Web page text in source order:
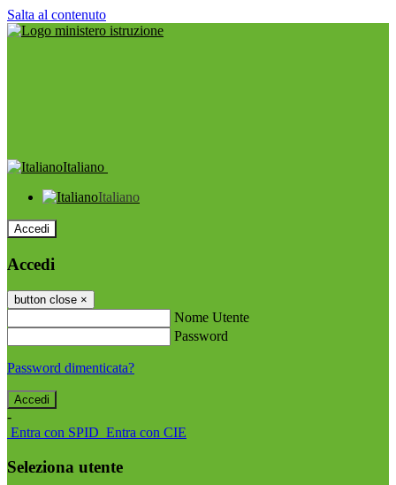
Salta al contenuto
Italiano
Italiano
Accedi
Accedi
button close ×
Nome Utente
Password
Password dimenticata?
-
Entra con SPID Entra con CIE
Seleziona utente